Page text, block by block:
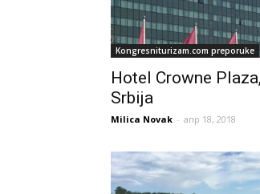
Kongresniturizam.com preporuke
Hotel Crowne
Srbija
Milica Novak - апр 18, 2018